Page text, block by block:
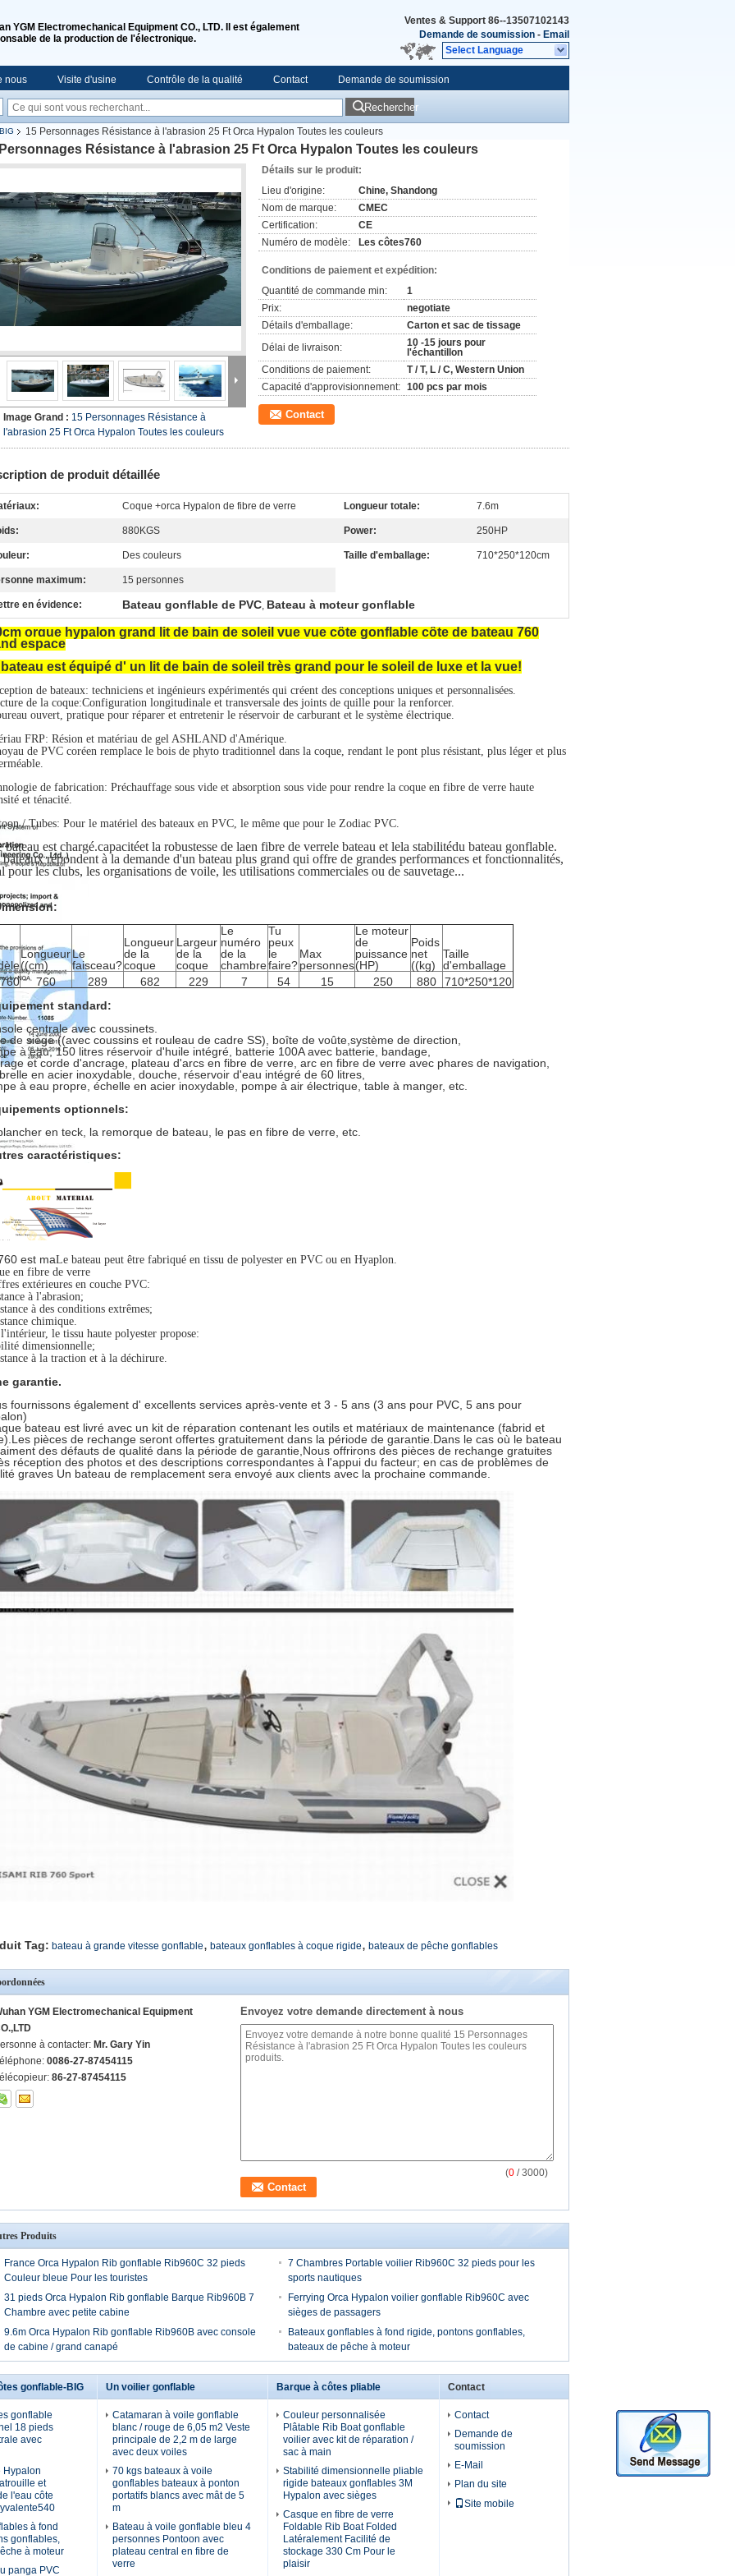
YGM Electromechanical Equipment CO., LTD. Il est également
de la production de l'électronique.
Ventes & Support 86--13507102143
Demande de soumission - Email
Select Language
nous Visite d'usine Contrôle de la qualité Contact Demande de soumission
Rechercher
15 Personnages Résistance à l'abrasion 25 Ft Orca Hypalon Toutes les couleurs
Résistance à l'abrasion 25 Ft Orca Hypalon Toutes les couleurs
Image Grand : 15 Personnages Résistance à
l'abrasion 25 Ft Orca Hypalon Toutes les couleurs
Détails sur le produit:
Lieu d'origine:
Chine, Shandong
Nom de marque:
CMEC
Certification:
CE
Numéro de modèle:
Les côtes760
Conditions de paiement et expédition:
Quantité de commande min:
1
Prix:
negotiate
Détails d'emballage:
Carton et sac de tissage
Délai de livraison:
10 -15 jours pour
l'échantillon
Conditions de paiement:
T / T, L / C, Western Union
Capacité d'approvisionnement: 100 pcs par mois
Contact
de produit détaillée
Coque +orca Hypalon de fibre de verre Longueur totale: 7.6m
880KGS Power: 250HP
Des couleurs Taille d'emballage: 710*250*120cm
maximum: 15 personnes
en évidence: Bateau gonflable de PVC, Bateau à moteur gonflable
orque hypalon grand lit de bain de soleil vue vue côte gonflable côte de bateau 760
espace
est équipé d' un lit de bain de soleil très grand pour le soleil de luxe et la vue!
de bateaux: techniciens et ingénieurs expérimentés qui créent des conceptions uniques et personnalisées.
de la coque:Configuration longitudinale et transversale des joints de quille pour la renforcer.
ouvert, pratique pour réparer et entretenir le réservoir de carburant et le système électrique.
FRP: Résion et matériau de gel ASHLAND d'Amérique.
de PVC coréen remplace le bois de phyto traditionnel dans la coque, rendant le pont plus résistant, plus léger et plus
de fabrication: Préchauffage sous vide et absorption sous vide pour rendre la coque en fibre de verre haute
et ténacité.
/ Tubes: Pour le matériel des bateaux en PVC, le même que pour le Zodiac PVC.
bateau est chargé.capacitéet la robustesse de laen fibre de verrele bateau et lela stabilitédu bateau gonflable.
bateaux répondent à la demande d'un bateau plus grand qui offre de grandes performances et fonctionnalités,
pour les clubs, les organisations de voile, les utilisations commerciales ou de sauvetage...
Longueur
((cm)
Le
faisceau?
Longueur
de la
coque
Largeur
de la
coque
Le
numéro
de la
chambre
Tu
peux
le
faire?
Max
personnes
Le moteur
de
puissance
(HP)
Poids
net
((kg)
Taille
d'emballage
760 289 682 229 7 54 15 250 880
710*250*120
standard:
centrale avec coussinets.
de siège ((avec coussins et rouleau de cadre SS), boîte de voûte,système de direction,
à eau, 150 litres réservoir d'huile intégré, batterie 100A avec batterie, bandage,
et corde d'ancrage, plateau d'arcs en fibre de verre, arc en fibre de verre avec phares de navigation,
en acier inoxydable, douche, réservoir d'eau intégré de 60 litres,
à eau propre, échelle en acier inoxydable, pompe à air électrique, table à manger, etc.
optionnels:
en teck, la remorque de bateau, le pas en fibre de verre, etc.
caractéristiques:
est maLe bateau peut être fabriqué en tissu de polyester en PVC ou en Hyaplon.
en fibre de verre
extérieures en couche PVC:
à l'abrasion;
à des conditions extrêmes;
chimique.
le tissu haute polyester propose:
dimensionnelle;
à la traction et à la déchirure.
garantie.
fournissons également d' excellents services après-vente et 3 - 5 ans (3 ans pour PVC, 5 ans pour
bateau est livré avec un kit de réparation contenant les outils et matériaux de maintenance (fabrid et
pièces de rechange seront offertes gratuitement dans la période de garantie.Dans le cas où le bateau
des défauts de qualité dans la période de garantie,Nous offrirons des pièces de rechange gratuites
réception des photos et des descriptions correspondantes à l'appui du facteur; en cas de problèmes de
graves Un bateau de remplacement sera envoyé aux clients avec la prochaine commande.
Tag: bateau à grande vitesse gonflable, bateaux gonflables à coque rigide, bateaux de pêche gonflables
YGM Electromechanical Equipment
à contacter: Mr. Gary Yin
0086-27-87454115
86-27-87454115
Envoyez votre demande directement à nous
(0 / 3000)
Produits
France Orca Hypalon Rib gonflable Rib960C 32 pieds
Couleur bleue Pour les touristes
7 Chambres Portable voilier Rib960C 32 pieds pour les
sports nautiques
31 pieds Orca Hypalon Rib gonflable Barque Rib960B 7
Chambre avec petite cabine
Ferrying Orca Hypalon voilier gonflable Rib960C avec
sièges de passagers
9.6m Orca Hypalon Rib gonflable Rib960B avec console
de cabine / grand canapé
Bateaux gonflables à fond rigide, pontons gonflables,
bateaux de pêche à moteur
gonflable-BIG
gonflable
18 pieds
avec
Hypalon
et
l'eau côte
à fond
gonflables,
à moteur
panga PVC
Un voilier gonflable
Catamaran à voile gonflable
blanc / rouge de 6,05 m2 Veste
principale de 2,2 m de large
avec deux voiles
70 kgs bateaux à voile
gonflables bateaux à ponton
portatifs blancs avec mât de 5
m
Bateau à voile gonflable bleu 4
personnes Pontoon avec
plateau central en fibre de
verre
Barque à côtes pliable
Couleur personnalisée
Plâtable Rib Boat gonflable
voilier avec kit de réparation /
sac à main
Stabilité dimensionnelle pliable
rigide bateaux gonflables 3M
Hypalon avec sièges
Casque en fibre de verre
Foldable Rib Boat Folded
Latéralement Facilité de
stockage 330 Cm Pour le
plaisir
Contact
Contact
Demande de
soumission
E-Mail
Plan du site
Site mobile